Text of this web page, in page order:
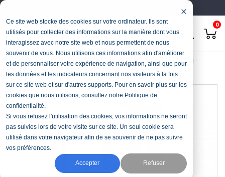
Ce site web stocke des cookies sur votre ordinateur. Ils sont
utilisés pour collecter des informations sur la manière dont vous
interagissez avec notre site web et nous permettent de nous
souvenir de vous. Nous utilisons ces informations afin d'améliorer
et de personnaliser votre expérience de navigation, ainsi que pour
les données et les indicateurs concernant nos visiteurs à la fois
sur ce site web et sur d'autres supports. Pour en savoir plus sur les
cookies que nous utilisons, consultez notre Politique de
confidentialité.
Si vous refusez l'utilisation des cookies, vos informations ne seront
pas suivies lors de votre visite sur ce site. Un seul cookie sera
utilisé dans votre navigateur afin de se souvenir de ne pas suivre
vos préférences.
Accepter Refuser
0
Accueil Manutention Élévateur électrique (4-roues)
EDiA EM -
FB18A(C)N